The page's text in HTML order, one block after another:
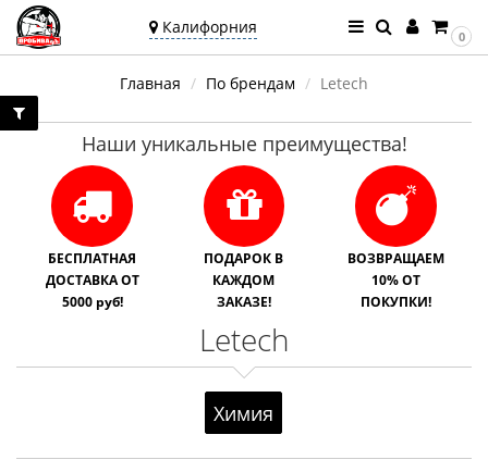
Калифорния
Ваш город —
Калифорния
0
Главная По брендам Letech
Наши уникальные преимущества!
БЕСПЛАТНАЯ
ДОСТАВКА ОТ
5000 руб!
ПОДАРОК В
КАЖДОМ
ЗАКАЗЕ!
ВОЗВРАЩАЕМ
10% ОТ
ПОКУПКИ!
Letech
Химия